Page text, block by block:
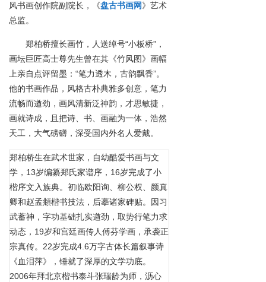
风书画创作院副院长，《盘古书画网》艺术
总监。
郑柏桥擅长画竹，人送绰号“小板桥”，
画坛巨匠高士尊先生曾在其《竹风图》画幅
上亲自点评留墨：“笔力透木，古韵飘香”。
他的书画作品，风格古朴典雅多创意，笔力
流畅而遒劲，画风清新泛神韵，才思敏捷，
画就诗成，且把诗、书、画融为一体，浩然
天工，大气磅礴，深受国内外名人爱戴。
郑柏桥生在武术世家，自幼酷爱书画与文
学， 13岁编纂郑氏家谱序，16岁完成了小
楷序文入族典。初临欧阳询、柳公权、颜真
卿和赵孟頫楷书技法，后摹诸家碑贴。因习
武蓄神，字功基础扎实遒劲，取势行笔力求
动态，19岁和宫廷画传人傅芬学画，承袭正
宗真传。22岁完成4.6万字古体长篇叙事诗
《血泪萍》，锤就了深厚的文学功底。
2006年拜北京楷书泰斗张瑞龄为师，沥心